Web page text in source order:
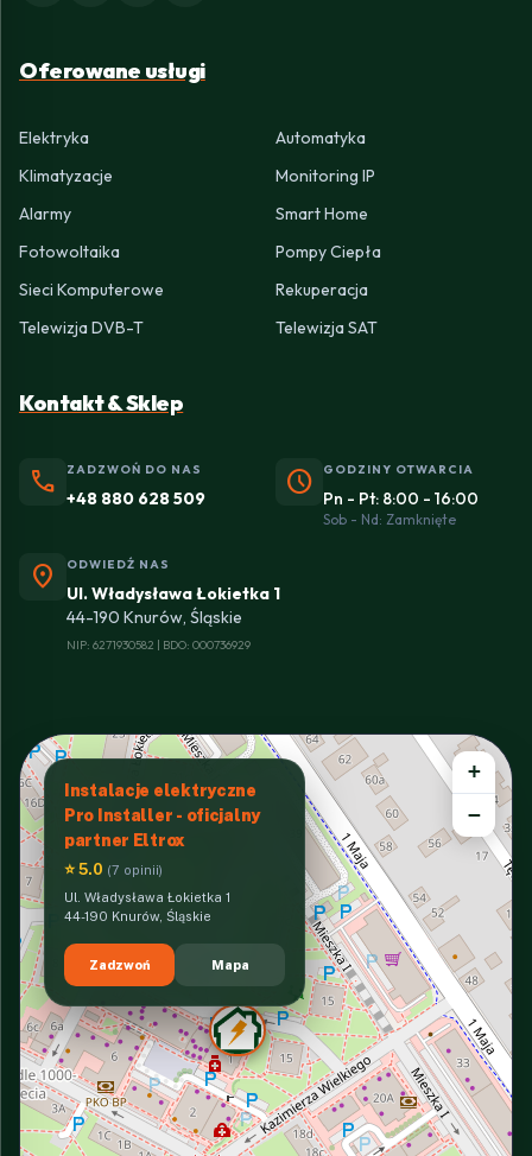
Oferowane usługi
Elektryka
Automatyka
Klimatyzacje
Monitoring IP
Alarmy
Smart Home
Fotowoltaika
Pompy Ciepła
Sieci Komputerowe
Rekuperacja
Telewizja DVB-T
Telewizja SAT
Kontakt & Sklep
phone ZADZWOŃ DO NAS
+48 880 628 509 schedule GODZINY OTWARCIA
Pn - Pt: 8:00 - 16:00
Sob - Nd: Zamknięte
location_on ODWIEDŹ NAS
Ul. Władysława Łokietka 1
44-190 Knurów, Śląskie
NIP: 6271930582 | BDO: 000736929
Instalacje elektryczne
Pro Installer - oficjalny
partner Eltrox
⭐ 5.0 (7 opinii)
Ul. Władysława Łokietka 1
44-190 Knurów, Śląskie
Zadzwoń Mapa
+
−